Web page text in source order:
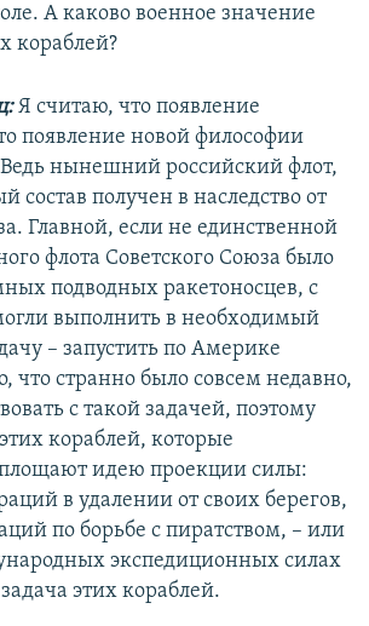
А каково военное значение
кораблей?
Я считаю, что появление
появление новой философии
нынешний российский флот,
состав получен в наследство от
Главной, если не единственной
флота Советского Союза было
подводных ракетоносцев, с
выполнить в необходимый
– запустить по Америке
что странно было совсем недавно,
с такой задачей, поэтому
кораблей, которые
идею проекции силы:
в удалении от своих берегов,
по борьбе с пиратством, – или
экспедиционных силах
этих кораблей.